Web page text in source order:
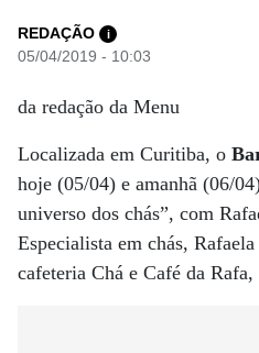
REDAÇÃO i
05/04/2019 - 10:03
da redação da Menu
Localizada em Curitiba, o
hoje (05/04) e amanhã (06/
universo dos chás”, com
Especialista em chás,
cafeteria Chá e Café da